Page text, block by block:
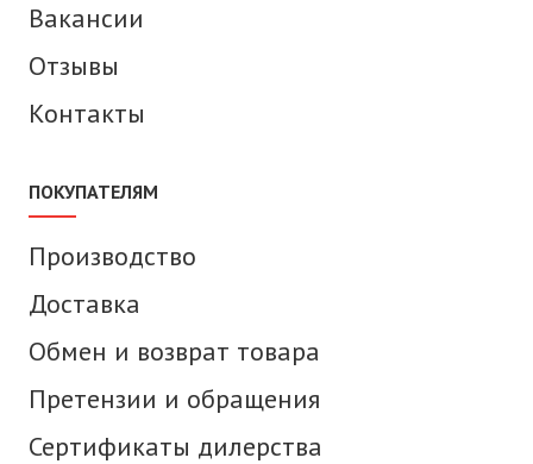
Вакансии
Отзывы
Контакты
ПОКУПАТЕЛЯМ
Производство
Доставка
Обмен и возврат товара
Претензии и обращения
Сертификаты дилерства